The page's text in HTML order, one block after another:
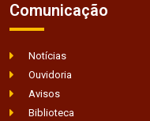
Comunicação
Notícias
Ouvidoria
Avisos
Biblioteca